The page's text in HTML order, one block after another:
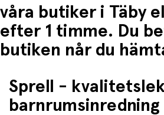
våra butiker i Täby
efter 1 timme. Du
butiken når du
Sprell -
barnrumsinredning